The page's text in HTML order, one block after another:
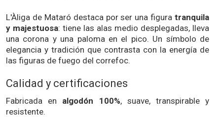
L'Àliga de Mataró destaca por ser una figura tranquila
y majestuosa: tiene las alas medio desplegadas, lleva
una corona y una paloma en el pico. Un símbolo de
elegancia y tradición que contrasta con la energía de
las figuras de fuego del correfoc.
Calidad y certificaciones
Fabricada en algodón 100%, suave, transpirable y
resistente.